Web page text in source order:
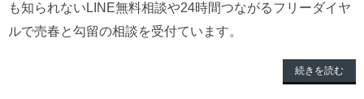
も知られないLINE無料相談や24時間つながるフリーダイヤ
ルで売春と勾留の相談を受付ています。
続きを読む